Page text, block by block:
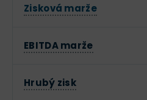
Zisková marže
EBITDA marže
Hrubý zisk